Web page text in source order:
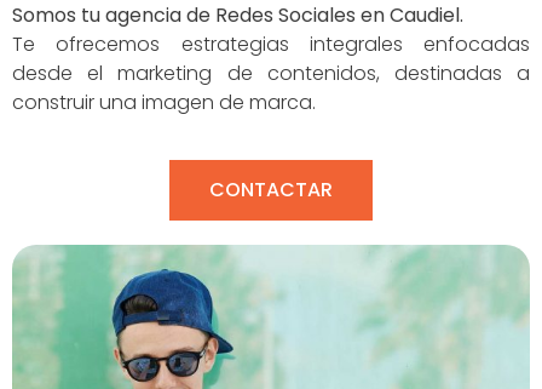
Somos tu agencia de Redes Sociales en Caudiel.
Te ofrecemos estrategias integrales enfocadas
desde el marketing de contenidos, destinadas a
construir una imagen de marca.
CONTACTAR